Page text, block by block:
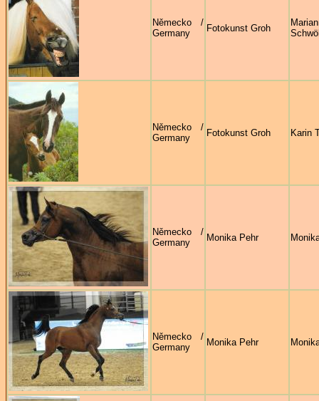
Německo /
Germany
Fotokunst Groh
Německo /
Germany
Fotokunst Groh Karin
Německo /
Germany
Monika Pehr
Německo /
Germany
Monika Pehr